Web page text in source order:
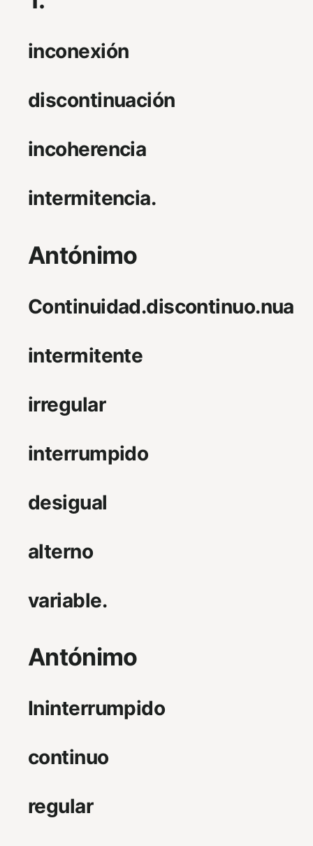
inconexión
discontinuación
incoherencia
intermitencia.
Antónimo
Continuidad.discontinuo.nua
intermitente
irregular
interrumpido
desigual
alterno
variable.
Antónimo
Ininterrumpido
continuo
regular